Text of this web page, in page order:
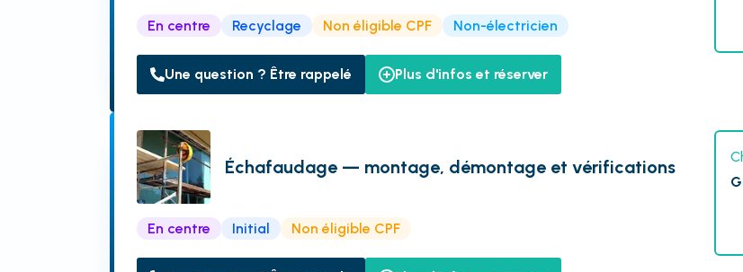
En centre Recyclage Non éligible CPF Non-électricien
Une question ? Être rappelé Plus d'infos et réserver
Échafaudage — montage, démontage et vérifications
En centre Initial Non éligible CPF